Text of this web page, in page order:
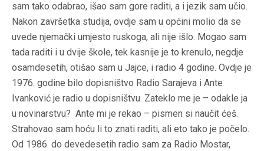
sam tako odabrao, išao sam gore raditi, a i jezik sam učio.
Nakon završetka studija, ovdje sam u općini molio da se
uvede njemački umjesto ruskoga, ali nije išlo. Mogao sam
tada raditi i u dvije škole, tek kasnije je to krenulo, negdje
osamdesetih, otišao sam u Jajce, i radio 4 godine. Ovdje je
1976. godine bilo dopisništvo Radio Sarajeva i Ante
Ivanković je radio u dopisništvu. Zateklo me je – odakle ja
u novinarstvu? Ante mi je rekao – pismen si naučit ćeš.
Strahovao sam hoću li to znati raditi, ali eto tako je počelo.
Od 1986. do devedesetih radio sam za Radio Mostar,